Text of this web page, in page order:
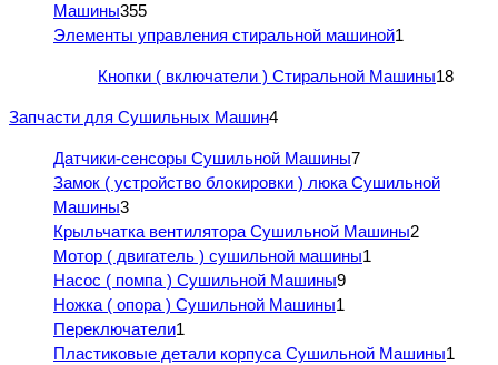
Машины355
Элементы управления стиральной машиной1
Кнопки ( включатели ) Стиральной Машины18
Запчасти для Сушильных Машин4
Датчики-сенсоры Сушильной Машины7
Замок ( устройство блокировки ) люка Сушильной
Машины3
Крыльчатка вентилятора Сушильной Машины2
Мотор ( двигатель ) сушильной машины1
Насос ( помпа ) Сушильной Машины9
Ножка ( опора ) Сушильной Машины1
Переключатели1
Пластиковые детали корпуса Сушильной Машины1